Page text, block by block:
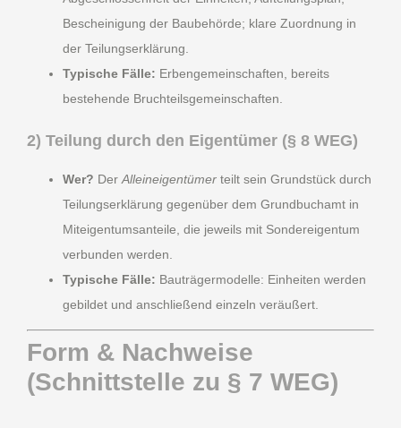
Bescheinigung der Baubehörde; klare Zuordnung in
der Teilungserklärung.
Typische Fälle: Erbengemeinschaften, bereits
bestehende Bruchteilsgemeinschaften.
2) Teilung durch den Eigentümer (§ 8 WEG)
Wer? Der Alleineigentümer teilt sein Grundstück durch
Teilungserklärung gegenüber dem Grundbuchamt in
Miteigentumsanteile, die jeweils mit Sondereigentum
verbunden werden.
Typische Fälle: Bauträgermodelle: Einheiten werden
gebildet und anschließend einzeln veräußert.
Form & Nachweise
(Schnittstelle zu § 7 WEG)